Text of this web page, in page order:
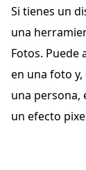
Si tienes un
una
Fotos.
en una foto
una persona,
un efecto